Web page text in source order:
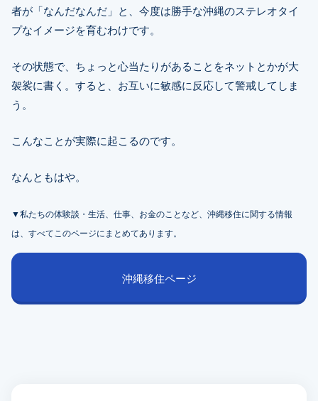
者が「なんだなんだ」と、今度は勝手な沖縄のステレオタイ
プなイメージを育むわけです。
その状態で、ちょっと心当たりがあることをネットとかが大
袈裟に書く。すると、お互いに敏感に反応して警戒してしま
う。
こんなことが実際に起こるのです。
なんともはや。
▼私たちの体験談・生活、仕事、お金のことなど、沖縄移住に関する情報
は、すべてこのページにまとめてあります。
沖縄移住ページ